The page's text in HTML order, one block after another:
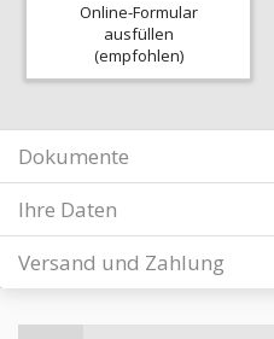
Online-Formular
ausfüllen
(empfohlen)
Dokumente
Ihre Daten
Versand und Zahlung